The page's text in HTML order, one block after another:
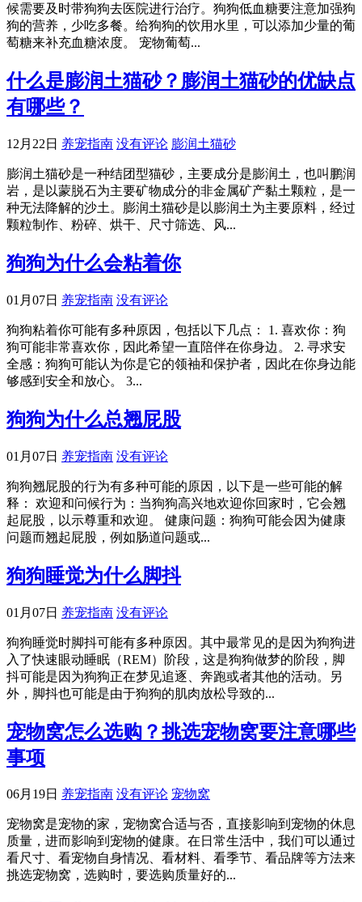
候需要及时带狗狗去医院进行治疗。狗狗低血糖要注意加强狗
狗的营养，少吃多餐。给狗狗的饮用水里，可以添加少量的葡
萄糖来补充血糖浓度。 宠物葡萄...
什么是膨润土猫砂？膨润土猫砂的优缺点
有哪些？
12月22日 养宠指南 没有评论 膨润土猫砂
膨润土猫砂是一种结团型猫砂，主要成分是膨润土，也叫鹏润
岩，是以蒙脱石为主要矿物成分的非金属矿产黏土颗粒，是一
种无法降解的沙土。膨润土猫砂是以膨润土为主要原料，经过
颗粒制作、粉碎、烘干、尺寸筛选、风...
狗狗为什么会粘着你
01月07日 养宠指南 没有评论
狗狗粘着你可能有多种原因，包括以下几点： 1. 喜欢你：狗
狗可能非常喜欢你，因此希望一直陪伴在你身边。 2. 寻求安
全感：狗狗可能认为你是它的领袖和保护者，因此在你身边能
够感到安全和放心。 3...
狗狗为什么总翘屁股
01月07日 养宠指南 没有评论
狗狗翘屁股的行为有多种可能的原因，以下是一些可能的解
释： 欢迎和问候行为：当狗狗高兴地欢迎你回家时，它会翘
起屁股，以示尊重和欢迎。 健康问题：狗狗可能会因为健康
问题而翘起屁股，例如肠道问题或...
狗狗睡觉为什么脚抖
01月07日 养宠指南 没有评论
狗狗睡觉时脚抖可能有多种原因。其中最常见的是因为狗狗进
入了快速眼动睡眠（REM）阶段，这是狗狗做梦的阶段，脚
抖可能是因为狗狗正在梦见追逐、奔跑或者其他的活动。另
外，脚抖也可能是由于狗狗的肌肉放松导致的...
宠物窝怎么选购？挑选宠物窝要注意哪些
事项
06月19日 养宠指南 没有评论 宠物窝
宠物窝是宠物的家，宠物窝合适与否，直接影响到宠物的休息
质量，进而影响到宠物的健康。在日常生活中，我们可以通过
看尺寸、看宠物自身情况、看材料、看季节、看品牌等方法来
挑选宠物窝，选购时，要选购质量好的...